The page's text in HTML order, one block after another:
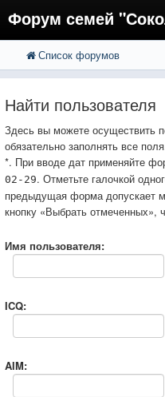
Форум семей
FAQ
Вход
Список форумов
Найти пользователя
Здесь вы можете осуществить
обязательно заполнять все
*. При вводе дат применяйте
02-29. Отметьте галочкой
предыдущая форма допускает
кнопку «Выбрать отмеченных»,
Имя пользователя:
ICQ:
AIM: